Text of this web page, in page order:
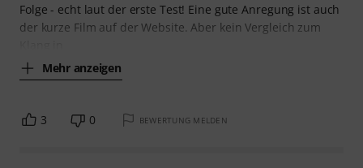
Folge - echt laut der erste Test! Eine gute Anregung ist auch
der kurze Film auf der Website. Aber kein Vergleich zum
Mehr anzeigen
3 0 BEWERTUNG MELDEN